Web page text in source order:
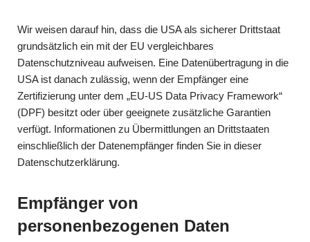
Wir weisen darauf hin, dass die USA als sicherer Drittstaat
grundsätzlich ein mit der EU vergleichbares
Datenschutzniveau aufweisen. Eine Datenübertragung in die
USA ist danach zulässig, wenn der Empfänger eine
Zertifizierung unter dem „EU-US Data Privacy Framework“
(DPF) besitzt oder über geeignete zusätzliche Garantien
verfügt. Informationen zu Übermittlungen an Drittstaaten
einschließlich der Datenempfänger finden Sie in dieser
Datenschutzerklärung.
Empfänger von
personenbezogenen Daten